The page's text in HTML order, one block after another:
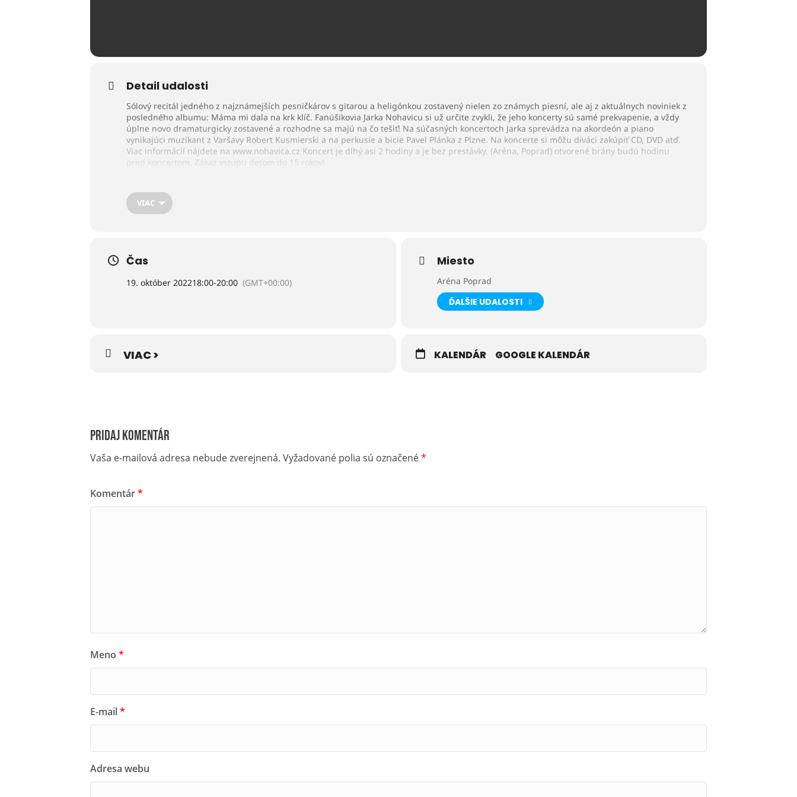
Detail udalosti
Sólový recitál jedného z najznámejších pesničkárov s gitarou a heligónkou zostavený nielen zo známych piesní, ale aj z aktuálnych noviniek z
posledného albumu: Máma mi dala na krk klíč. Fanúšikovia Jarka Nohavicu si už určite zvykli, že jeho koncerty sú samé prekvapenie, a vždy
úplne novo dramaturgicky zostavené a rozhodne sa majú na čo tešiť! Na súčasných koncertoch Jarka sprevádza na akordeón a piano
vynikajúci muzikant z Varšavy Robert Kusmierski a na perkusie a bicie Pavel Plánka z Plzne. Na koncerte si môžu diváci zakúpiť CD, DVD atď.
Viac informácií nájdete na www.nohavica.cz Koncert je dlhý asi 2 hodiny a je bez prestávky. (Aréna, Poprad) otvorené brány budú hodinu
pred koncertom. Zákaz vstupu deťom do 15 rokov!
VIAC
Čas
19. október 202218:00-20:00 (GMT+00:00)
Miesto
Aréna Poprad
ĎALŠIE UDALOSTI
VIAC > KALENDÁR GOOGLE KALENDÁR
Pridaj komentár
Vaša e-mailová adresa nebude zverejnená. Vyžadované polia sú označené*
Komentár*
Meno *
E-mail*
Adresa webu